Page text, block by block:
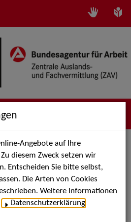
als PDF speichern
Tänzer
Angebote auf Ihre
diesem Zweck setzen wir
Entscheiden Sie bitte selbst,
Die Arten von Cookies
Weitere Informationen
Datenschutzerklärung